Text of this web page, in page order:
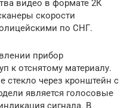
видео в формате 2К
скорости
по СНГ.
прибор
к отснятому материалу.
стекло через кронштейн с
является голосовые
сигнала. В